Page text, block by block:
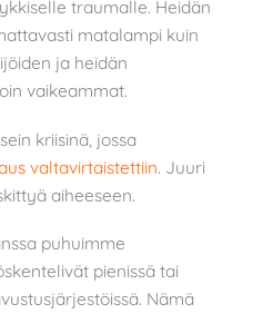
traumalle. Heidän
matalampi kuin
ja heidän
vaikeammat.
kriisinä, jossa
valtavirtaistettiin. Juuri
aiheeseen.
puhuimme
pienissä tai
Nämä